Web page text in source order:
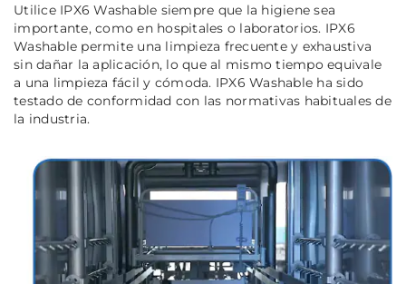
Utilice IPX6 Washable siempre que la higiene sea
importante, como en hospitales o laboratorios. IPX6
Washable permite una limpieza frecuente y exhaustiva
sin dañar la aplicación, lo que al mismo tiempo equivale
a una limpieza fácil y cómoda. IPX6 Washable ha sido
testado de conformidad con las normativas habituales de
la industria.